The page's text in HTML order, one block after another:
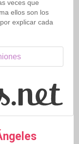
veces que
ellos son los
explicar cada